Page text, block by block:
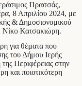
Πρασσάς,
8 Απριλίου 2024, με
& Δημοσιονομικού
Νίκο Κατσακιώρη.
για θέματα που
του Δήμου Ιερής
Περιφέρειας στην
και ποιοτικότερη